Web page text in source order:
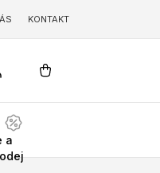
KONTAKT
a